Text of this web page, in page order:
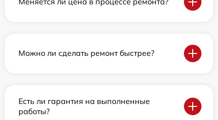
Можно ли сделать ремонт быстрее?
Есть ли гарантия на выполненные
работы?